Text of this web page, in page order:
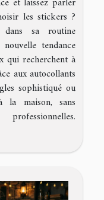
les stickers ?
sa routine
tendance
qui recherchent à
aux autocollants
sophistiqué ou
la maison, sans